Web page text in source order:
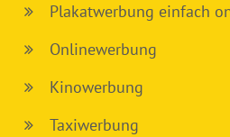
Plakatwerbung einfach
Onlinewerbung
Kinowerbung
Taxiwerbung